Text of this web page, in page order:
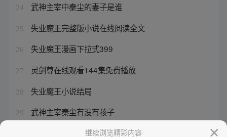
24 武神主宰中秦尘的妻子是谁
25 失业魔王完整版小说在线阅读全文
26 失业魔王漫画下拉式399
27 灵剑尊在线观看144集免费播放
28 失业魔王小说结局
29 武神主宰秦尘有没有孩子
武神主宰里面的等级继续浏览精彩内容